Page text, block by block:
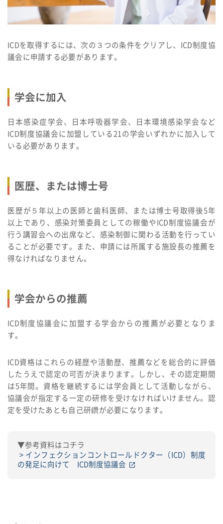
ICDを取得するには、次の３つの条件をクリアし、ICD制度協
議会に申請する必要があります。
学会に加入
日本感染症学会、日本呼吸器学会、日本環境感染学会など
ICD制度協議会に加盟している21の学会いずれかに加入して
いる必要があります。
医歴、または博士号
医歴が５年以上の医師と歯科医師、または博士号取得後5年
以上であり、感染対策委員としての稼働やICD制度協議会が
行う講習会への出席など、感染制御に関わる活動を行ってい
ることが必要です。また、申請には所属する施設長の推薦を
得なければなりません。
学会からの推薦
ICD制度協議会に加盟する学会からの推薦が必要となりま
す。
ICD資格はこれらの経歴や活動歴、推薦などを総合的に評価
したうえで認定の可否が決まります。しかし、その認定期間
は5年間。資格を継続するには学会員として活動しながら、
協議会が指定する一定の研修を受けなければいけません。認
定を受けたあとも自己研鑽が必要になります。
▼参考資料はコチラ
インフェクションコントロールドクター（ICD）制度
の発足に向けて ICD制度協議会